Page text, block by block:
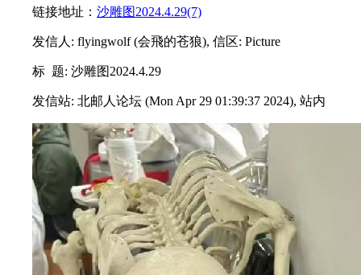
链接地址： 沙雕图2024.4.29(7)
发信人: flyingwolf (会飛的苍狼), 信区: Picture
标 题: 沙雕图2024.4.29
发信站: 北邮人论坛 (Mon Apr 29 01:39:37 2024), 站内